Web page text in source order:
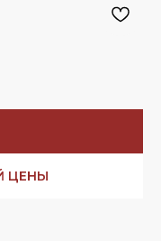
ЦЕНЫ